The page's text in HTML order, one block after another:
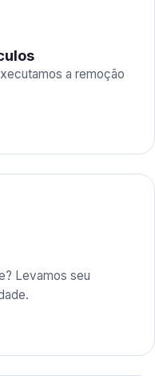
a remoção
Levamos seu